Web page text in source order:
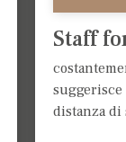
Staff
suggerisce
distanza di